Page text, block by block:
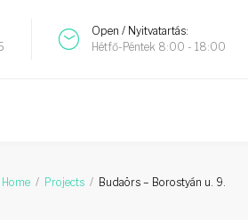
Open / Nyitvatartás:
Hétfő-Péntek 8:00 - 18:00
Home / Projects / Budaörs – Borostyán u. 9.